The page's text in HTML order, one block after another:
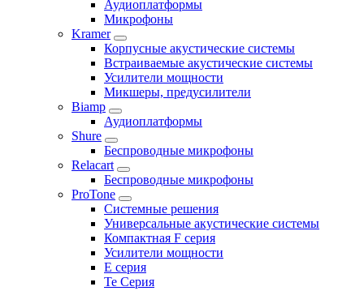
Аудиоплатформы
Микрофоны
Kramer
Корпусные акустические системы
Встраиваемые акустические системы
Усилители мощности
Микшеры, предусилители
Biamp
Аудиоплатформы
Shure
Беспроводные микрофоны
Relacart
Беспроводные микрофоны
ProTone
Системные решения
Универсальные акустические системы
Компактная F серия
Усилители мощности
E серия
Te Серия